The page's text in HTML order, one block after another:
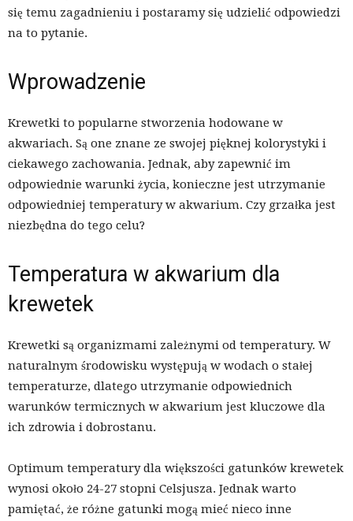
się temu zagadnieniu i postaramy się udzielić odpowiedzi
na to pytanie.
Wprowadzenie
Krewetki to popularne stworzenia hodowane w
akwariach. Są one znane ze swojej pięknej kolorystyki i
ciekawego zachowania. Jednak, aby zapewnić im
odpowiednie warunki życia, konieczne jest utrzymanie
odpowiedniej temperatury w akwarium. Czy grzałka jest
niezbędna do tego celu?
Temperatura w akwarium dla
krewetek
Krewetki są organizmami zależnymi od temperatury. W
naturalnym środowisku występują w wodach o stałej
temperaturze, dlatego utrzymanie odpowiednich
warunków termicznych w akwarium jest kluczowe dla
ich zdrowia i dobrostanu.
Optimum temperatury dla większości gatunków krewetek
wynosi około 24-27 stopni Celsjusza. Jednak warto
pamiętać, że różne gatunki mogą mieć nieco inne